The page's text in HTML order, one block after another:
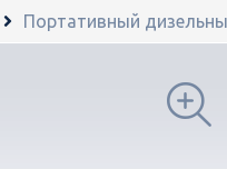
Портативный